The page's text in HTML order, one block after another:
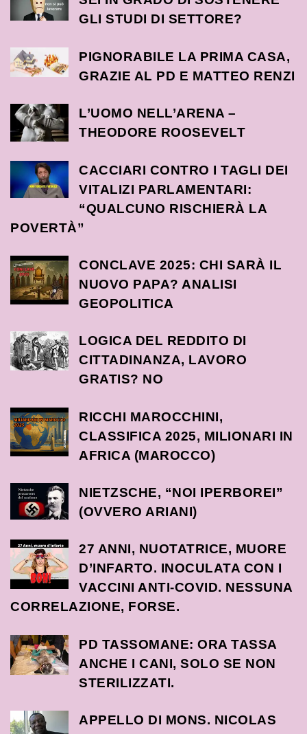
GLI STUDI DI SETTORE?
PIGNORABILE LA PRIMA CASA,
GRAZIE AL PD E MATTEO RENZI
L’UOMO NELL’ARENA –
THEODORE ROOSEVELT
CACCIARI CONTRO I TAGLI DEI
VITALIZI PARLAMENTARI:
“QUALCUNO RISCHIERÀ LA
POVERTÀ”
CONCLAVE 2025: CHI SARÀ IL
NUOVO PAPA? ANALISI
GEOPOLITICA
LOGICA DEL REDDITO DI
CITTADINANZA, LAVORO
GRATIS? NO
RICCHI MAROCCHINI,
CLASSIFICA 2025, MILIONARI IN
AFRICA (MAROCCO)
NIETZSCHE, “NOI IPERBOREI”
(OVVERO ARIANI)
27 ANNI, NUOTATRICE, MUORE
D’INFARTO. INOCULATA CON I
VACCINI ANTI-COVID. NESSUNA
CORRELAZIONE, FORSE.
PD TASSOMANE: ORA TASSA
ANCHE I CANI, SOLO SE NON
STERILIZZATI.
APPELLO DI MONS. NICOLAS